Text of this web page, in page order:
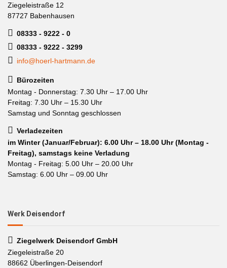
Ziegeleistraße 12
87727 Babenhausen
08333 - 9222 - 0
08333 - 9222 - 3299
info@hoerl-hartmann.de
Bürozeiten
Montag - Donnerstag: 7.30 Uhr – 17.00 Uhr
Freitag: 7.30 Uhr – 15.30 Uhr
Samstag und Sonntag geschlossen
Verladezeiten
im Winter (Januar/Februar): 6.00 Uhr – 18.00 Uhr (Montag -
Freitag), samstags keine Verladung
Montag - Freitag: 5.00 Uhr – 20.00 Uhr
Samstag: 6.00 Uhr – 09.00 Uhr
Werk Deisendorf
Ziegelwerk Deisendorf GmbH
Ziegeleistraße 20
88662 Überlingen-Deisendorf